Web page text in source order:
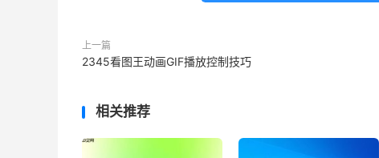
上一篇
2345看图王动画GIF播放控制技巧
相关推荐